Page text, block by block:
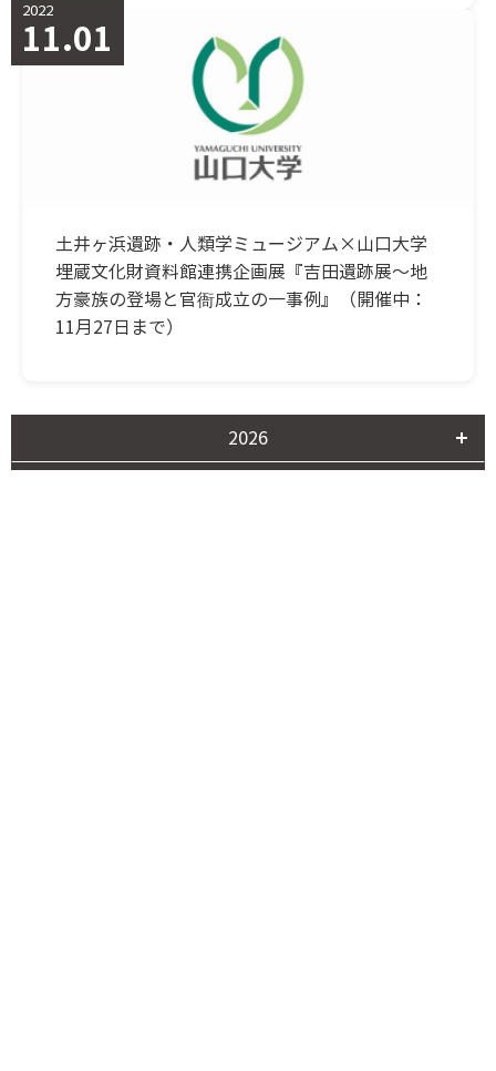
2026
2022
11.01
土井ヶ浜遺跡・人類学ミュージアム×山口大学
埋蔵文化財資料館連携企画展『吉田遺跡展～地
方豪族の登場と官衙成立の一事例』（開催中：
11月27日まで）